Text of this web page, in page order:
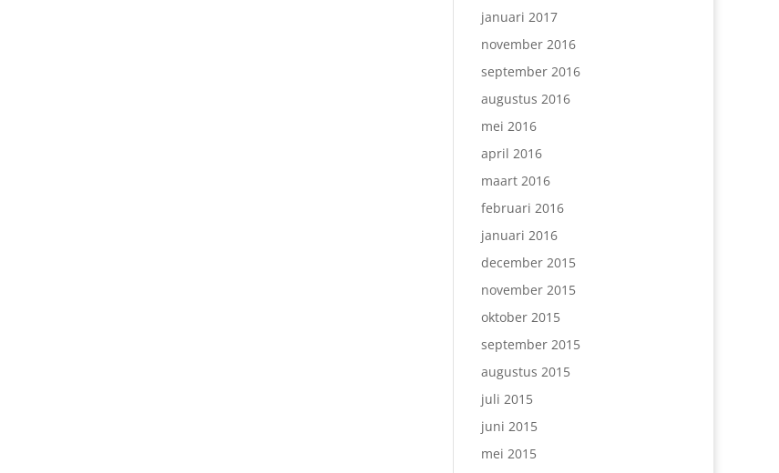
januari 2017
november 2016
september 2016
augustus 2016
mei 2016
april 2016
maart 2016
februari 2016
januari 2016
december 2015
november 2015
oktober 2015
september 2015
augustus 2015
juli 2015
juni 2015
mei 2015